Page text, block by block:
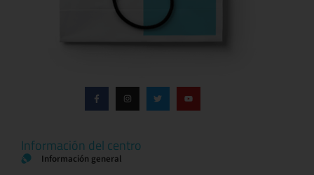
Información del centro
Información general